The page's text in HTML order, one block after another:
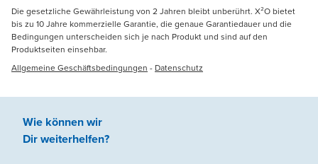
Die gesetzliche Gewährleistung von 2 Jahren bleibt unberührt. X²O bietet
bis zu 10 Jahre kommerzielle Garantie, die genaue Garantiedauer und die
Bedingungen unterscheiden sich je nach Produkt und sind auf den
Produktseiten einsehbar.
Allgemeine Geschäftsbedingungen - Datenschutz
Wie können wir
Dir weiterhelfen?